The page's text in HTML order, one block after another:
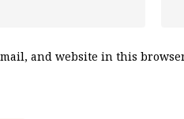
and website in this